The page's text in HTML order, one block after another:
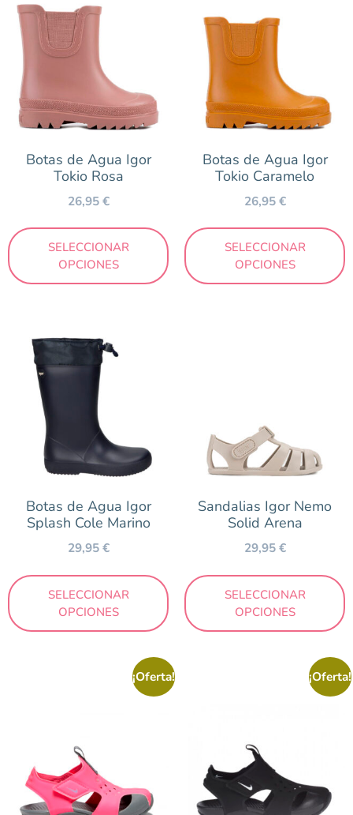
Botas de Agua Igor
Tokio Rosa
26,95€
SELECCIONAR
OPCIONES
Botas de Agua Igor
Tokio Caramelo
26,95€
SELECCIONAR
OPCIONES
Botas de Agua Igor
Splash Cole Marino
29,95€
SELECCIONAR
OPCIONES
Sandalias Igor Nemo
Solid Arena
29,95€
SELECCIONAR
OPCIONES
¡Oferta! ¡Oferta!